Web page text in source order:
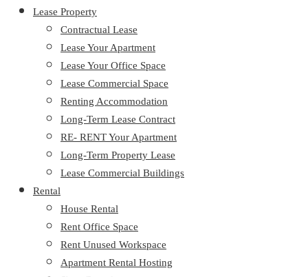
Lease Property
Contractual Lease
Lease Your Apartment
Lease Your Office Space
Lease Commercial Space
Renting Accommodation
Long-Term Lease Contract
RE- RENT Your Apartment
Long-Term Property Lease
Lease Commercial Buildings
Rental
House Rental
Rent Office Space
Rent Unused Workspace
Apartment Rental Hosting